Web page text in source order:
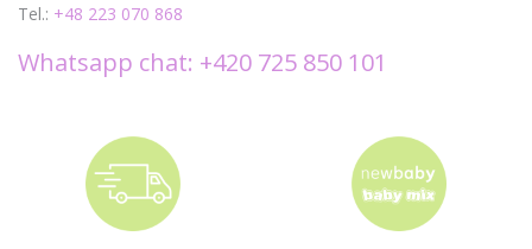
Tel.: +48 223 070 868
Whatsapp chat: +420 725 850 101